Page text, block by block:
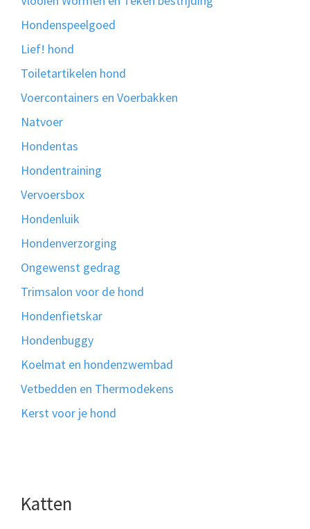
Hondenspeelgoed
Lief! hond
Toiletartikelen hond
Voercontainers en Voerbakken
Natvoer
Hondentas
Hondentraining
Vervoersbox
Hondenluik
Hondenverzorging
Ongewenst gedrag
Trimsalon voor de hond
Hondenfietskar
Hondenbuggy
Koelmat en hondenzwembad
Vetbedden en Thermodekens
Kerst voor je hond
Katten